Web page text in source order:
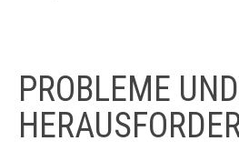
PROBLEME UND